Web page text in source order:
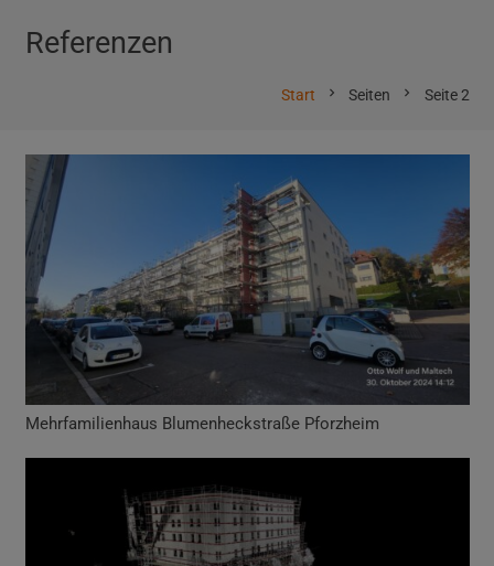
Referenzen
Start chevron_right Seiten chevron_right Seite 2
Mehrfamilienhaus Blumenheckstraße Pforzheim